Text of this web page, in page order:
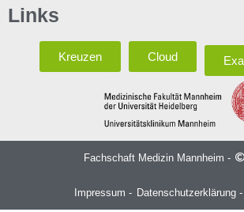
Links
Kreuzen Cloud
Fachschaft Medizin Mannheim -
Impressum - Datenschutzerklärung -